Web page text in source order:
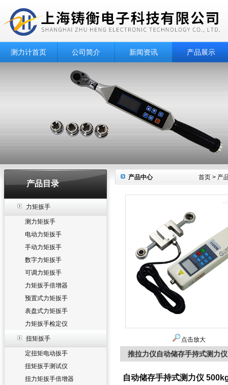
测力计首页 公司简介 新闻资讯 产品展示
产品目录
力矩扳手
测力矩扳手
电动力矩扳手
手动力矩扳手
数字力矩扳手
可调力矩扳手
力矩扳手倍增器
预置式力矩扳手
表盘式力矩扳手
力矩扳手检定仪
扭矩扳手
定扭矩电动扳手
扭矩扳手测试仪
扭力矩扳手倍增器
首页 > 产
产品中心
点击放大
推拉力仪自动储存手持式测力
自动储存手持式测力仪